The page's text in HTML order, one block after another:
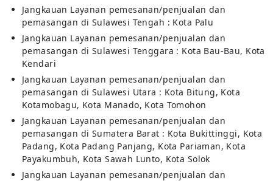
Jangkauan Layanan pemesanan/penjualan dan
pemasangan di Sulawesi Tengah : Kota Palu
Jangkauan Layanan pemesanan/penjualan dan
pemasangan di Sulawesi Tenggara : Kota Bau-Bau, Kota
Kendari
Jangkauan Layanan pemesanan/penjualan dan
pemasangan di Sulawesi Utara : Kota Bitung, Kota
Kotamobagu, Kota Manado, Kota Tomohon
Jangkauan Layanan pemesanan/penjualan dan
pemasangan di Sumatera Barat : Kota Bukittinggi, Kota
Padang, Kota Padang Panjang, Kota Pariaman, Kota
Payakumbuh, Kota Sawah Lunto, Kota Solok
Jangkauan Layanan pemesanan/penjualan dan